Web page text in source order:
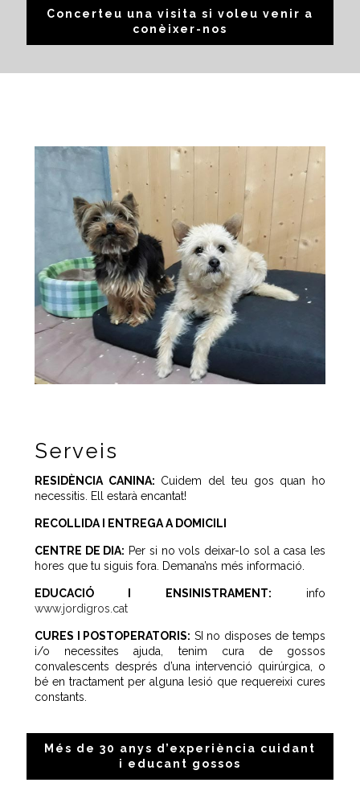
Concerteu una visita si voleu venir a
conèixer-nos
Serveis
RESIDÈNCIA CANINA: Cuidem del teu gos quan ho
necessitis. Ell estarà encantat!
RECOLLIDA I ENTREGA A DOMICILI
CENTRE DE DIA: Per si no vols deixar-lo sol a casa les
hores que tu siguis fora. Demana’ns més informació.
EDUCACIÓ I ENSINISTRAMENT: info
www.jordigros.cat
CURES I POSTOPERATORIS: SI no disposes de temps
i/o necessites ajuda, tenim cura de gossos
convalescents després d’una intervenció quirúrgica, o
bé en tractament per alguna lesió que requereixi cures
constants.
Més de 30 anys d’experiència cuidant
i educant gossos